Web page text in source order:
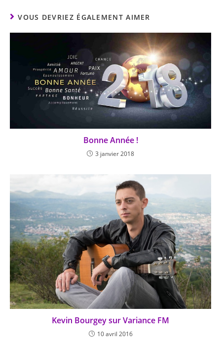
VOUS DEVRIEZ ÉGALEMENT AIMER
Bonne Année !
3 janvier 2018
Kevin Bourgey sur Variance FM
10 avril 2016